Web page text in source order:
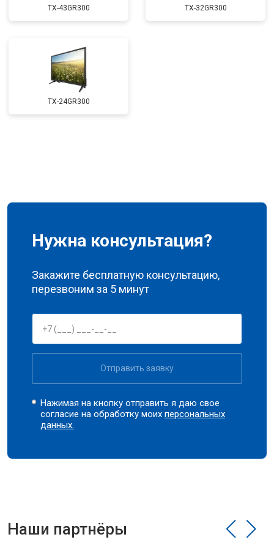
TX-43GR300 TX-32GR300
TX-24GR300
Нужна консультация?
Закажите бесплатную консультацию,
перезвоним за 5 минут
Отправить заявку
Нажимая на кнопку отправить я даю свое
согласие на обработку моихперсональных
данных.
Наши партнёры